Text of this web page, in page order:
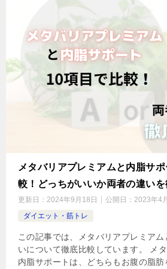
メタバリアプレミアムと内脂サ
較！どっちがいいか両者の違いを
更新日： 2024年9月18日 公開日： 2023年4
ダイエット・筋トレ
この記事では、メタバリアプレミア
いについて徹底比較しています。 メ
内脂サポートは、どちらもお腹の脂肪